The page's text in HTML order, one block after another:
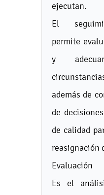
ejecutan.
El
permite
y
además de
de
de calidad
reasignación
Evaluación
Es el